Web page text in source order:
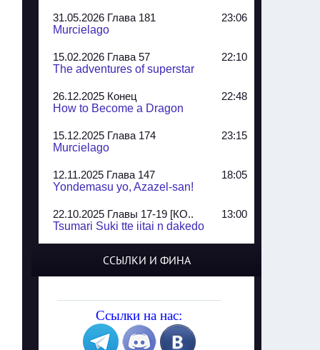
31.05.2026 Глава 181
23:06
Murcielago
15.02.2026 Глава 57
22:10
The adventures of superstar
26.12.2025 Конец
22:48
How to Become a Dragon
15.12.2025 Глава 174
23:15
Murcielago
12.11.2025 Глава 147
18:05
Yondemasu yo, Azazel-san!
22.10.2025 Главы 17-19 [КО..
13:00
Tsumari Suki tte iitai n dakedo
Jungle Juice
Yozakura Shijuusou
08.08.2025 Глава 50
A Compendium of Ghosts
ССЫЛКИ И ФИНА
Ссылки на нас: